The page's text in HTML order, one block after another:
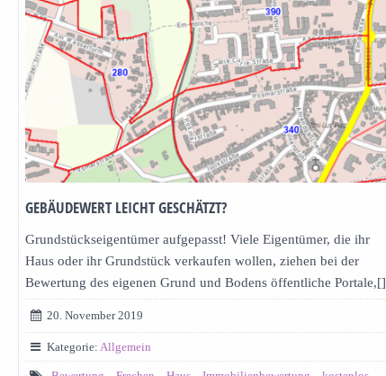
GEBÄUDEWERT LEICHT GESCHÄTZT?
Grundstückseigentümer aufgepasst! Viele Eigentümer, die ihr
Haus oder ihr Grundstück verkaufen wollen, ziehen bei der
Bewertung des eigenen Grund und Bodens öffentliche Portale,[]
20. November 2019
Kategorie: Allgemein